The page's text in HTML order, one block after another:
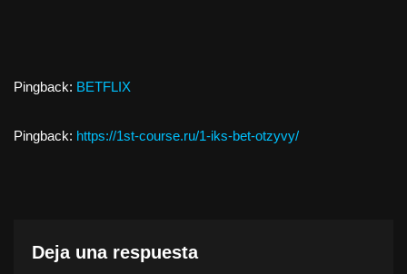
Pingback: BETFLIX
Pingback: https://1st-course.ru/1-iks-bet-otzyvy/
Deja una respuesta